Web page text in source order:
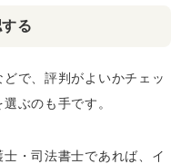
る
で、評判がよいかチェッ
ぶのも手です。
・司法書士であれば、イ